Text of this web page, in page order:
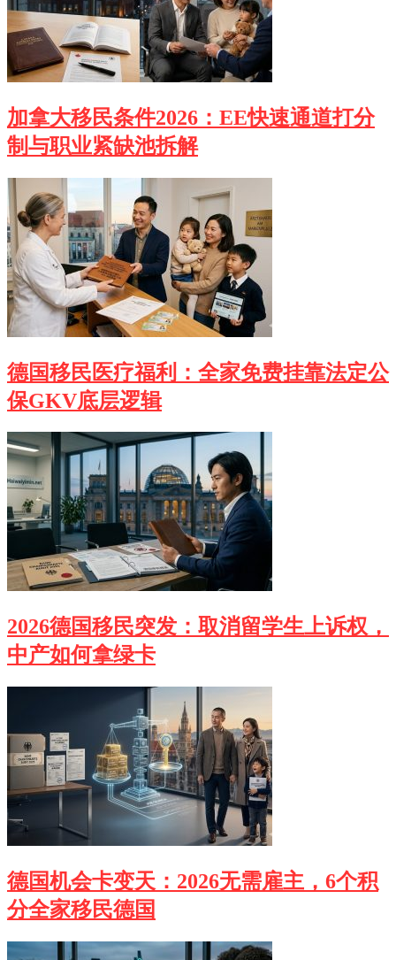
加拿大移民条件2026：EE快速通道打分
制与职业紧缺池拆解
德国移民医疗福利：全家免费挂靠法定公
保GKV底层逻辑
2026德国移民突发：取消留学生上诉权，
中产如何拿绿卡
德国机会卡变天：2026无需雇主，6个积
分全家移民德国